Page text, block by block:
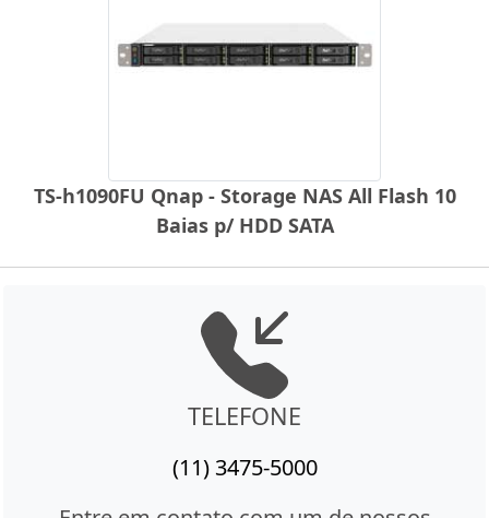
TS-h1090FU Qnap - Storage NAS All Flash 10
Baias p/ HDD SATA
TELEFONE
(11) 3475-5000